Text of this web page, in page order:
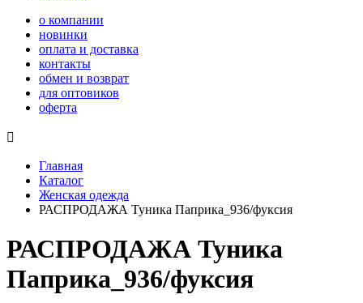
о компании
новинки
оплата и доставка
контакты
обмен и возврат
для оптовиков
оферта

Главная
Каталог
Женская одежда
РАСПРОДАЖА Туника Паприка_936/фуксия
РАСПРОДАЖА Туника
Паприка_936/фуксия